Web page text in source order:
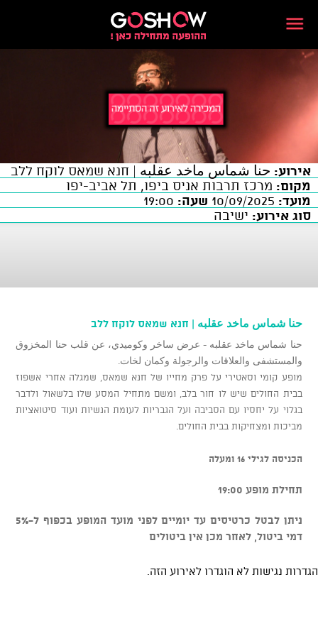
אירוע: حنا شماس ماخد عقلبه | חנא שמאס לוקח ללב
מקום: מרכז תרבות אניס ביפו, תל אביב-יפו
מועד:
שעה:
סוג אירוע: ישיבה
حنا شماس ماخد عقلبه | חנא שמאס לוקח ללב
حنا شماس ماخد عقلبه - عرض ساخر وكوميدي، عن قلب حنا المخزوق
والمستشفى والعلاقات والرجولة وكمان لخات.
מופע קומי וסאטירי על פרק מחייו של חנא שמאס, שמגלה אחרי אשפוז
בבית החולים שיש לו חור בלב, ומשם מתחיל המסע שלו בלשאול ולדבר
בגלוי על יחסיו עם הסביבה ועל הגבריות לעומת הנשיות ועוד סיטואציות
מביכות ומצחיקות בבית החולים.
הכניסה לגילי 16 ומעלה
תחילת מופע 19:00
ניתן לבטל כרטיסים עד יומיים לפני מועד המופע בכפוף ל-5%
דמי ביטול, לאחר מכן אין ביטולים
הגדרות נגישות לא הוגדרו לאירוע הזה.